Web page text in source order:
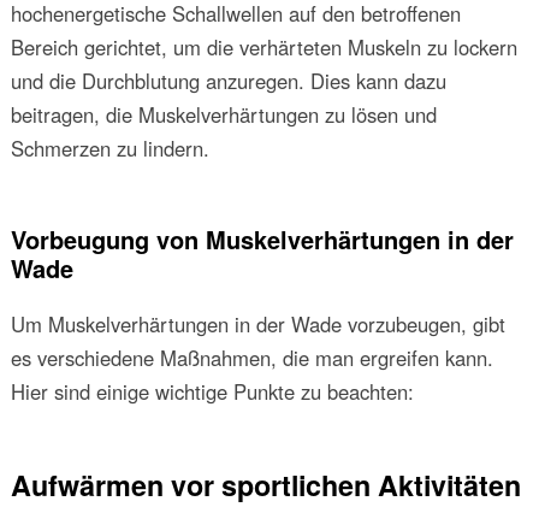
hochenergetische Schallwellen auf den betroffenen
Bereich gerichtet, um die verhärteten Muskeln zu lockern
und die Durchblutung anzuregen. Dies kann dazu
beitragen, die Muskelverhärtungen zu lösen und
Schmerzen zu lindern.
Vorbeugung von Muskelverhärtungen in der
Wade
Um Muskelverhärtungen in der Wade vorzubeugen, gibt
es verschiedene Maßnahmen, die man ergreifen kann.
Hier sind einige wichtige Punkte zu beachten:
Aufwärmen vor sportlichen Aktivitäten